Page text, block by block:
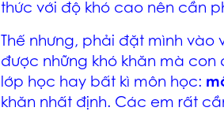
thức với độ khó cao nên cần
Thế nhưng, phải đặt mình vào
được những khó khăn mà
lớp học hay bất kì môn học:
khăn nhất định. Các em rất